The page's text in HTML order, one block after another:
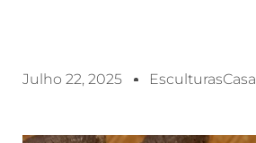
Julho 22, 2025 EsculturasCasa